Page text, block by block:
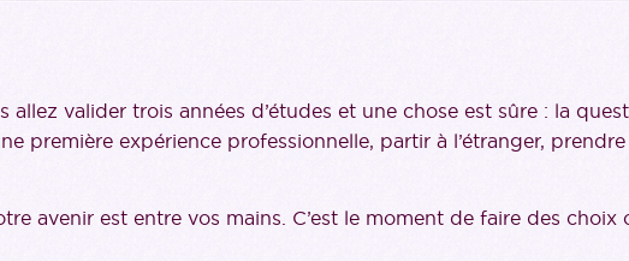
allez valider trois années d’études et une chose est sûre : la
première expérience professionnelle, partir à l’étranger,
avenir est entre vos mains. C’est le moment de faire des choix